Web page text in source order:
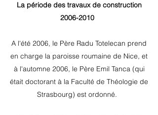
La période des travaux de construction
2006-2010
A l'été 2006, le Père Radu Totelecan prend
en charge la paroisse roumaine de Nice, et
à l'automne 2006, le Père Emil Tanca (qui
était doctorant à la Faculté de Théologie de
Strasbourg) est ordonné.